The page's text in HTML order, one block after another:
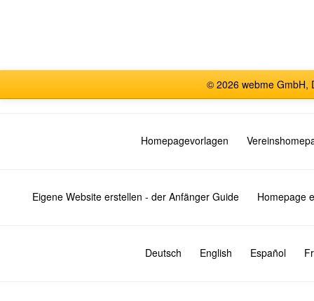
© 2026 webme GmbH,
Homepagevorlagen
Eigene Website erstellen - der Anfänger Guide Homepage
Deutsch English Español